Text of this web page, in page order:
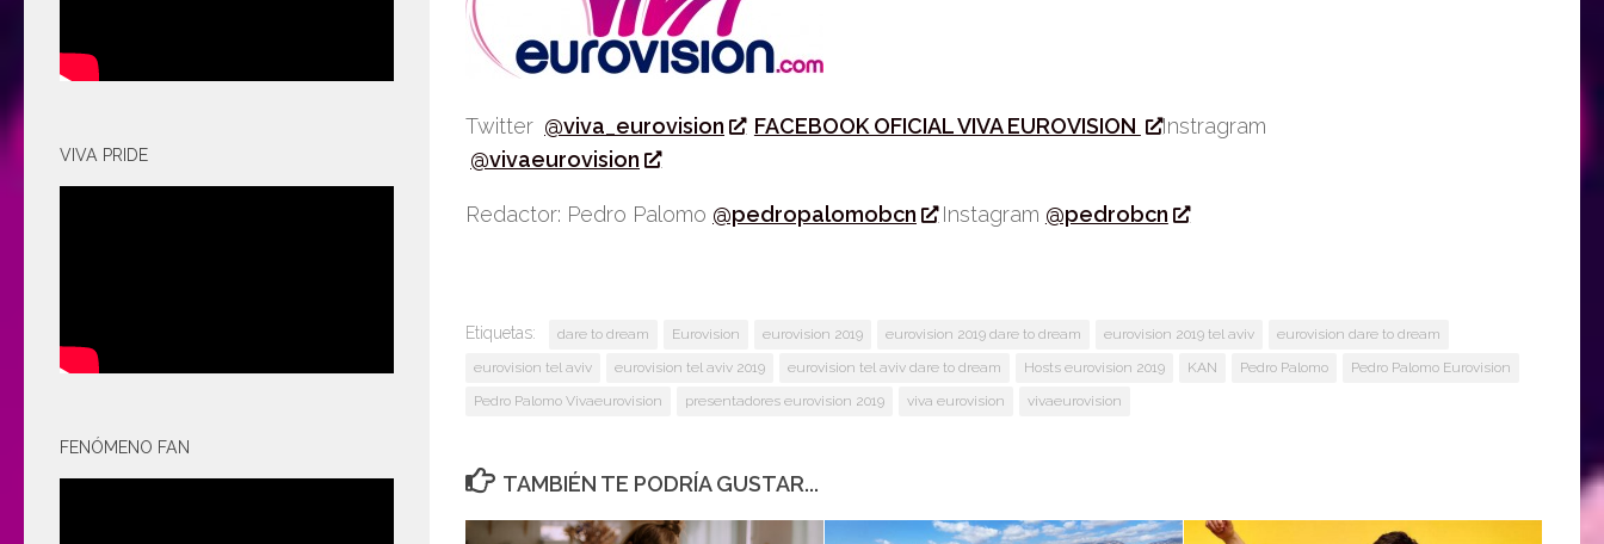
Twitter @viva_eurovision FACEBOOK OFICIAL VIVA EUROVISION
Instragram
@vivaeurovision
Redactor: Pedro Palomo @pedropalomobcn Instagram @pedrobcn
Etiquetas: dare to dream Eurovision eurovision 2019 eurovision 2019 dare to dream eurovision 2019 tel aviv
eurovision dare to dream
eurovision tel aviv
eurovision tel aviv 2019 eurovision tel aviv dare to dream Hosts eurovision 2019 KAN Pedro Palomo
Pedro Palomo Eurovision
Pedro Palomo Vivaeurovision
presentadores eurovision 2019 viva eurovision vivaeurovision
TAMBIÉN TE PODRÍA GUSTAR...
VIVA PRIDE
FENÓMENO FAN